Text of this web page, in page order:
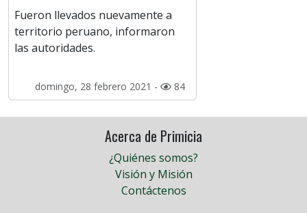
Fueron llevados nuevamente a
territorio peruano, informaron
las autoridades.
domingo, 28 febrero 2021 - 84
Acerca de Primicia
¿Quiénes somos?
Visión y Misión
Contáctenos